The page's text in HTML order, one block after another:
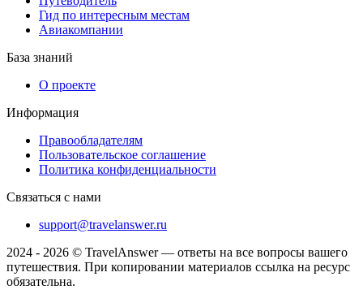
Гид по интересным местам
Авиакомпании
База знаний
О проекте
Информация
Правообладателям
Пользовательское соглашение
Политика конфиденциальности
Связаться с нами
support@travelanswer.ru
2024 - 2026 © TravelAnswer — ответы на все вопросы вашего
путешествия. При копировании материалов ссылка на ресурс
обязательна.